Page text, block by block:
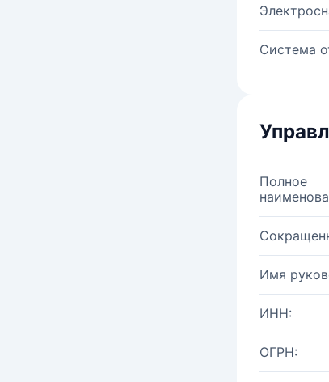
Система
Полное
Имя
ИНН:
ОГРН: